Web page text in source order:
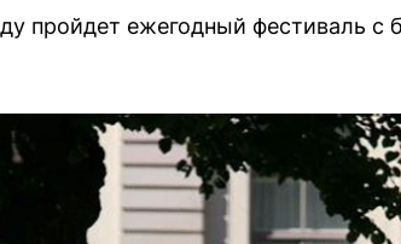
пройдет ежегодный фестиваль